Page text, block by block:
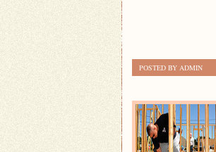
POSTED BY ADMIN